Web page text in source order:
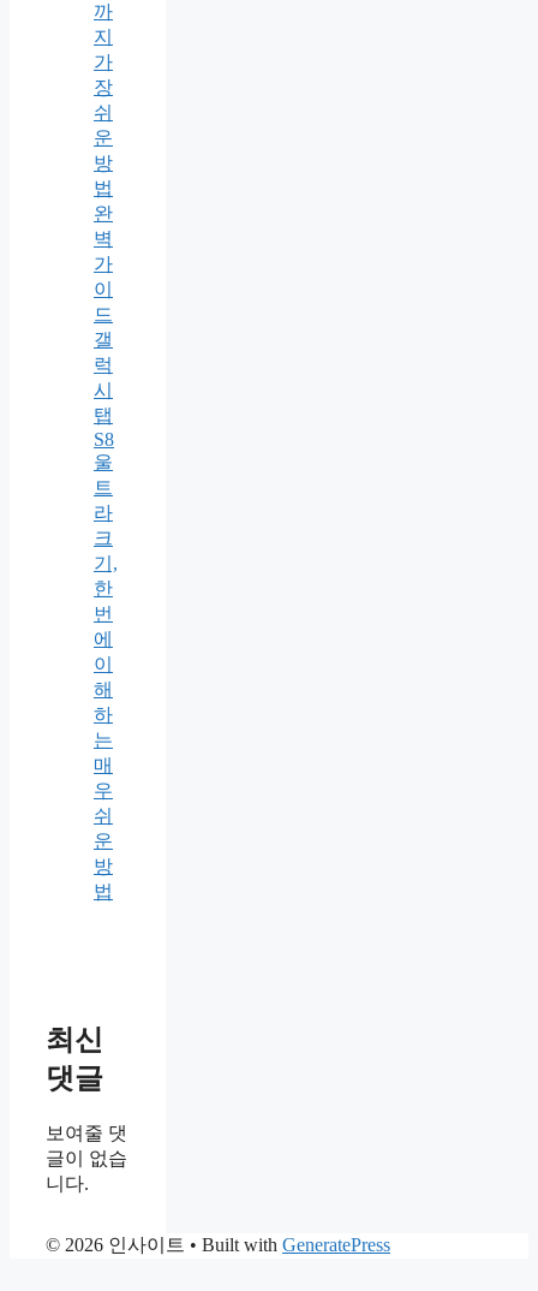
까
지
가
장
쉬
운
방
법
완
벽
가
이
드
갤
럭
시
탭
S8
울
트
라
크
기,
한
번
에
이
해
하
는
매
우
쉬
운
방
법
최신
댓글
보여줄 댓
글이 없습
니다.
© 2026 인사이트 • Built with GeneratePress